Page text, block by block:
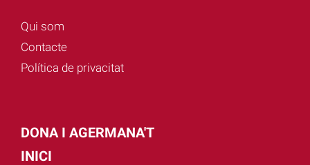
Qui som
Contacte
Política de privacitat
DONA I AGERMANA'T
INICI